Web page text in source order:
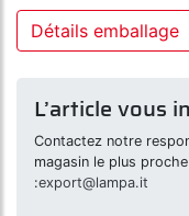
Détails emballage
L’article vous
Contactez notre
magasin le plus
:export@lampa.it